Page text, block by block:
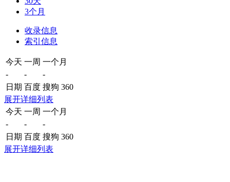
3个月
收录信息
索引信息
今天 一周 一个月
-
-
-
日期 百度 搜狗 360
展开详细列表
今天 一周 一个月
-
-
-
日期 百度 搜狗 360
展开详细列表